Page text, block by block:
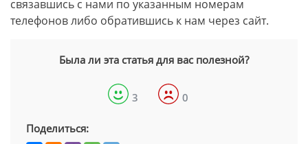
связавшись с нами по указанным номерам
телефонов либо обратившись к нам через сайт.
Была ли эта статья для вас полезной?
3 0
Поделиться: